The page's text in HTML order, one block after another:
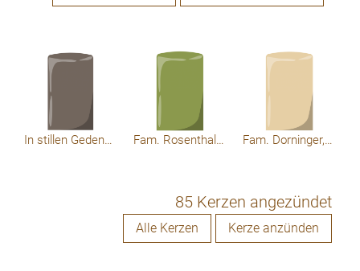
In stillen Gedenken Fam. Schiefer Fam. Rosenthaler Fam. Dorninger,triesenegg
85 Kerzen angezündet
Alle Kerzen Kerze anzünden